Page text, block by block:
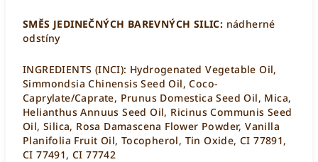
SMĚS JEDINEČNÝCH BAREVNÝCH SILIC: nádherné
odstíny
INGREDIENTS (INCI): Hydrogenated Vegetable Oil,
Simmondsia Chinensis Seed Oil, Coco-
Caprylate/Caprate, Prunus Domestica Seed Oil, Mica,
Helianthus Annuus Seed Oil, Ricinus Communis Seed
Oil,Silica, Rosa Damascena Flower Powder, Vanilla
Planifolia Fruit Oil, Tocopherol, Tin Oxide, CI 77891,
CI 77491, CI 77742